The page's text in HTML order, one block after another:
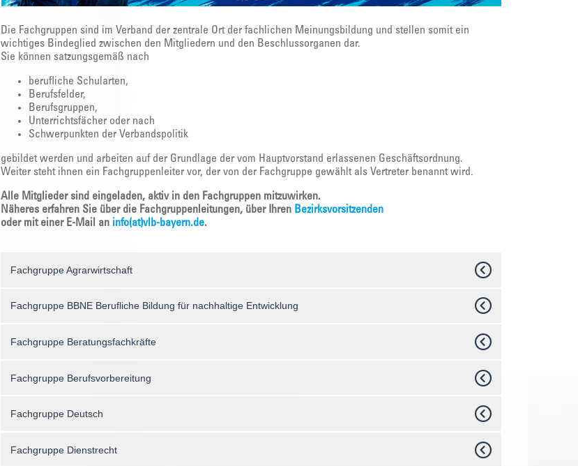
Die Fachgruppen sind im Verband der zentrale Ort der fachlichen Meinungsbildung und stellen somit ein
wichtiges Bindeglied zwischen den Mitgliedern und den Beschlussorganen dar.
Sie können satzungsgemäß nach
berufliche Schularten,
Berufsfelder,
Berufsgruppen,
Unterrichtsfächer oder nach
Schwerpunkten der Verbandspolitik
gebildet werden und arbeiten auf der Grundlage der vom Hauptvorstand erlassenen Geschäftsordnung.
Weiter steht ihnen ein Fachgruppenleiter vor, der von der Fachgruppe gewählt als Vertreter benannt wird.
Alle Mitglieder sind eingeladen, aktiv in den Fachgruppen mitzuwirken.
Näheres erfahren Sie über die Fachgruppenleitungen, über Ihren Bezirksvorsitzenden
oder mit einer E-Mail an info(at)vlb-bayern.de.
Fachgruppe Agrarwirtschaft
Fachgruppe BBNE Berufliche Bildung für nachhaltige Entwicklung
Fachgruppe Beratungsfachkräfte
Fachgruppe Berufsvorbereitung
Fachgruppe Deutsch
Fachgruppe Dienstrecht